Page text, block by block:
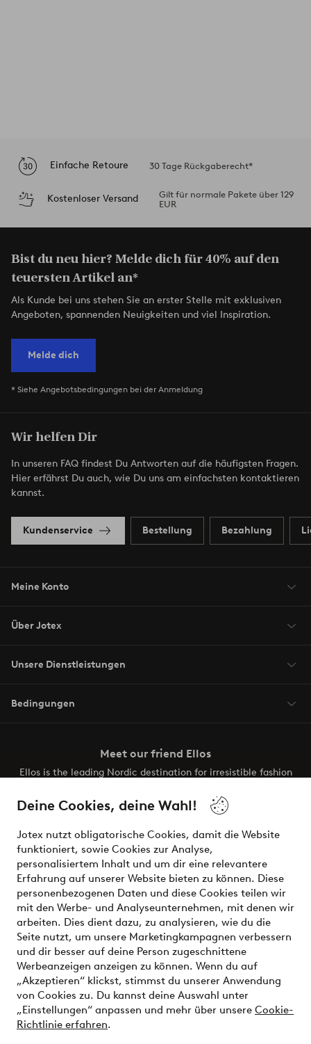
Deine Cookies, deine Wahl!
Jotex nutzt obligatorische Cookies, damit die Website
funktioniert, sowie Cookies zur Analyse,
personalisiertem Inhalt und um dir eine relevantere
Erfahrung auf unserer Website bieten zu können. Diese
personenbezogenen Daten und diese Cookies teilen wir
mit den Werbe- und Analyseunternehmen, mit denen wir
arbeiten. Dies dient dazu, zu analysieren, wie du die
Seite nutzt, um unsere Marketingkampagnen verbessern
und dir besser auf deine Person zugeschnittene
Werbeanzeigen anzeigen zu können. Wenn du auf
„Akzeptieren“ klickst, stimmst du unserer Anwendung
von Cookies zu. Du kannst deine Auswahl unter
„Einstellungen“ anpassen und mehr über unsere Cookie-
Richtlinie erfahren.
Einfache Retoure 30 Tage Rückgaberecht*
Kostenloser Versand
Gilt für normale Pakete über 129
EUR
Bist du neu hier? Melde dich für 40% auf den
teuersten Artikel an*
Als Kunde bei uns stehen Sie an erster Stelle mit exklusiven
Angeboten, spannenden Neuigkeiten und viel Inspiration.
Melde dich
* Siehe Angebotsbedingungen bei der Anmeldung
Wir helfen Dir
In unseren FAQ findest Du Antworten auf die häufigsten Fragen.
Hier erfährst Du auch, wie Du uns am einfachsten kontaktieren
kannst.
Kundenservice Bestellung Bezahlung
Meine Konto
Über Jotex
Unsere Dienstleistungen
Bedingungen
Meet our friend Ellos
Ellos is the leading Nordic destination for irresistible fashion
the latest trends, curated to make finding your next look
effortless. It’s all here.
Visit Ellos
Sichere Zahlungen - Jetzt bezahlen oder aufteilen
Möchtest du mehr über unsere
Zahlungsmöglichkeitenerfahren?